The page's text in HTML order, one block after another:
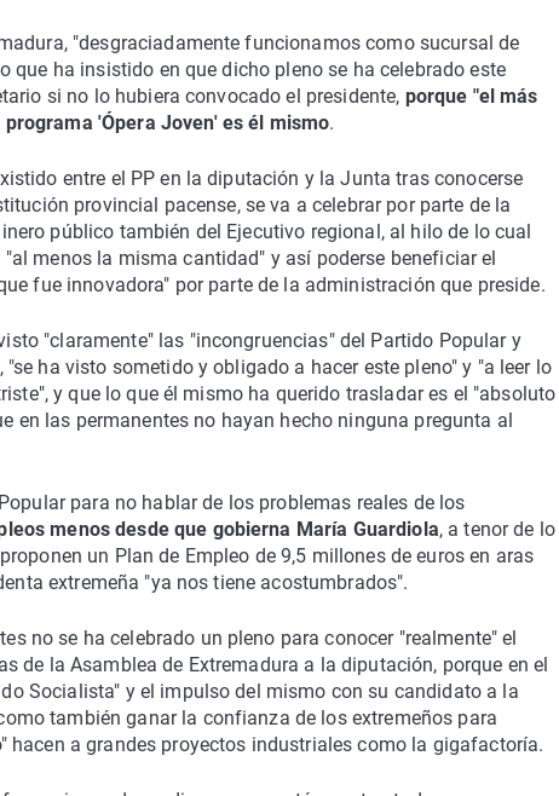
"desgraciadamente funcionamos como sucursal de
que ha insistido en que dicho pleno se ha celebrado este
si no lo hubiera convocado el presidente, porque "el más
'Ópera Joven' es él mismo.
entre el PP en la diputación y la Junta tras conocerse
provincial pacense, se va a celebrar por parte de la
público también del Ejecutivo regional, al hilo de lo cual
menos la misma cantidad" y así poderse beneficiar el
fue innovadora" por parte de la administración que preside.
"claramente" las "incongruencias" del Partido Popular y
ha visto sometido y obligado a hacer este pleno" y "a leer lo
y que lo que él mismo ha querido trasladar es el "absoluto
en las permanentes no hayan hecho ninguna pregunta al
para no hablar de los problemas reales de los
menos desde que gobierna María Guardiola, a tenor de lo
un Plan de Empleo de 9,5 millones de euros en aras
extremeña "ya nos tiene acostumbrados".
no se ha celebrado un pleno para conocer "realmente" el
de la Asamblea de Extremadura a la diputación, porque en el
Socialista" y el impulso del mismo con su candidato a la
también ganar la confianza de los extremeños para
a grandes proyectos industriales como la gigafactoría.